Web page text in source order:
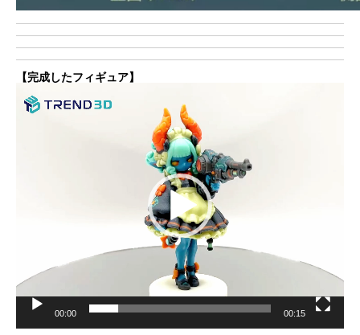
【完成したフィギュア】
画
00:00 00:15